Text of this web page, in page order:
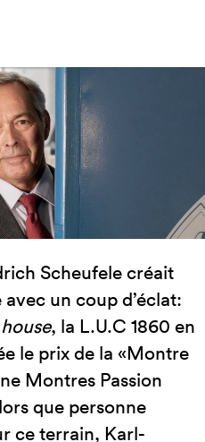
Scheufele créait
un coup d’éclat:
, la L.U.C 1860 en
le prix de la «Montre
Montres Passion
que personne
ce terrain, Karl-